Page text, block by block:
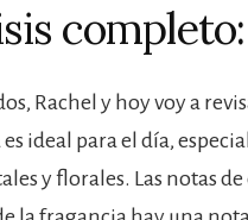
completo:
Rachel y hoy voy a
ideal para el día,
y florales. Las notas